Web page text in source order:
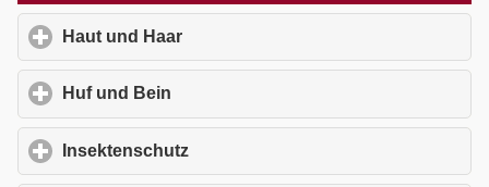
Haut und Haar
Huf und Bein
Insektenschutz